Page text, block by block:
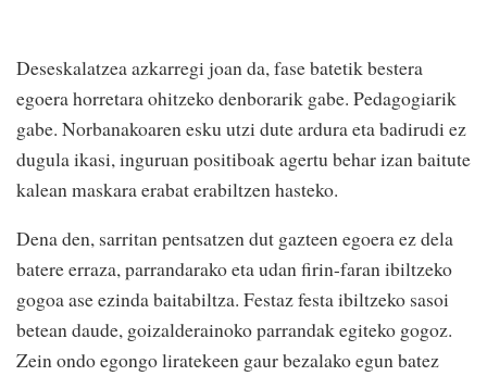
Deseskalatzea azkarregi joan da, fase batetik bestera
egoera horretara ohitzeko denborarik gabe. Pedagogiarik
gabe. Norbanakoaren esku utzi dute ardura eta badirudi ez
dugula ikasi, inguruan positiboak agertu behar izan baitute
kalean maskara erabat erabiltzen hasteko.
Dena den, sarritan pentsatzen dut gazteen egoera ez dela
batere erraza, parrandarako eta udan firin-faran ibiltzeko
gogoa ase ezinda baitabiltza. Festaz festa ibiltzeko sasoi
betean daude, goizalderainoko parrandak egiteko gogoz.
Zein ondo egongo liratekeen gaur bezalako egun batez